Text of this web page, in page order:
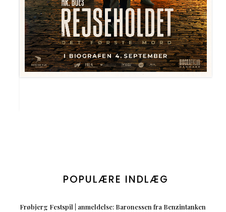
POPULÆRE INDLÆG
Frøbjerg Festspil | anmeldelse: Baronessen fra Benzintanken